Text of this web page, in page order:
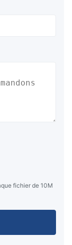
fichier de 10M